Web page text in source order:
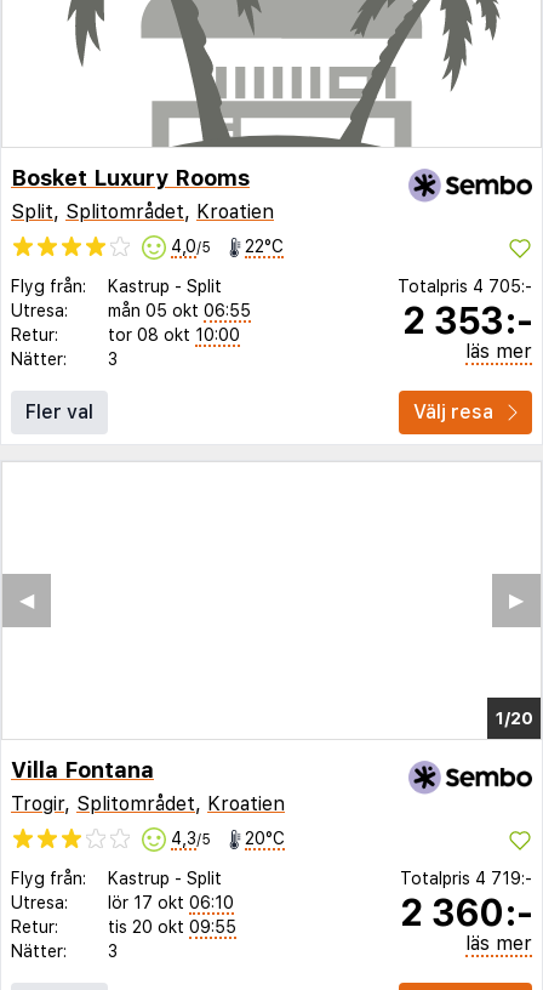
Bosket Luxury Rooms
Split, Splitområdet, Kroatien
4,0/5 22°C
Flyg från: Kastrup - Split
Utresa:
mån 05 okt 06:55
Retur:
tor 08 okt 10:00
Nätter:
3
Totalpris 4 705:-
2 353:-
läs mer
Fler val Välj resa
1/16
▶︎
◀︎
Villa Fontana
Trogir, Splitområdet, Kroatien
4,3/5 20°C
Flyg från: Kastrup - Split
Utresa:
lör 17 okt 06:10
Retur:
tis 20 okt 09:55
Nätter:
3
Totalpris 4 719:-
2 360:-
läs mer